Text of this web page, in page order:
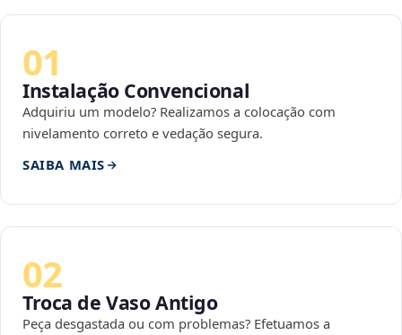
01
Instalação Convencional
Adquiriu um modelo? Realizamos a colocação com
nivelamento correto e vedação segura.
SAIBA MAIS
02
Troca de Vaso Antigo
Peça desgastada ou com problemas? Efetuamos a